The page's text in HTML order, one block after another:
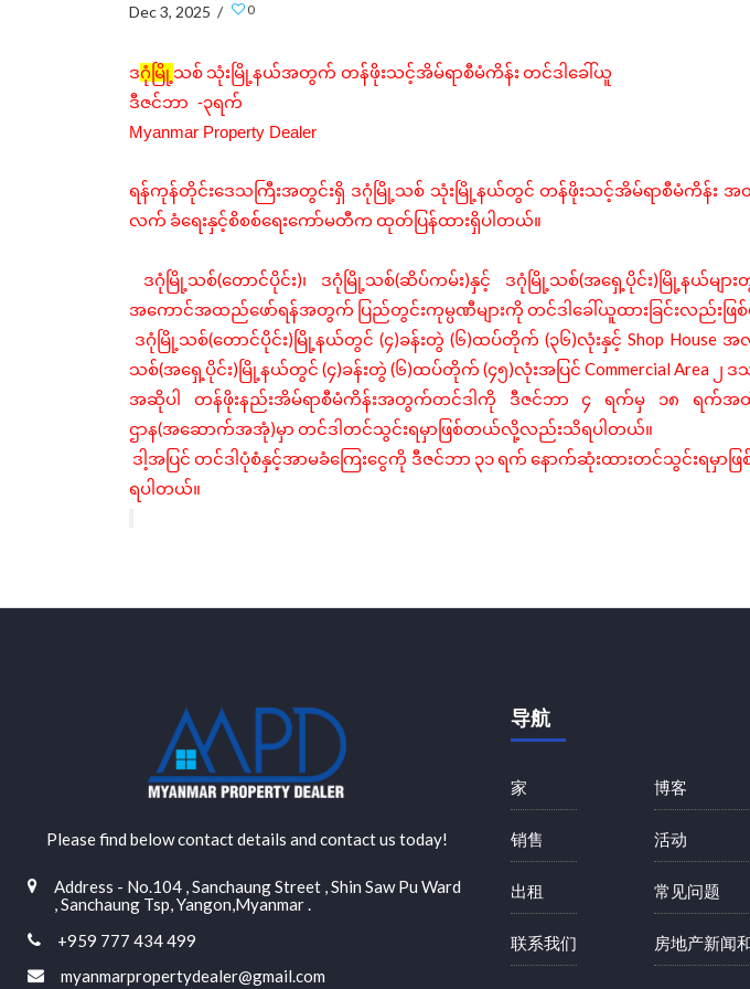
Dec 3, 2025 / 0
ဒဂုံမြို့ သစ် သုံးမြို့နယ်အတွက် တန်ဖိုးသင့်အိမ်ရာစီမံကိန်းတင်ဒါခေါ်ယူ
ဒီဇင်ဘာ -၃ရက်
Myanmar Property Dealer
ရန်ကုန်တိုင်းဒေသကြီးအတွင်းရှိ ဒဂုံမြို့သစ် သုံးမြို့နယ်တွင် တန်ဖိုးသင့်အိမ်ရာစီမံကိန်း အ
လက် ခံရေးနှင့်စိစစ်ရေးကော်မတီက ထုတ်ပြန်ထားရှိပါတယ်။
ဒဂုံမြို့သစ်(တောင်ပိုင်း)၊ ဒဂုံမြို့သစ်(ဆိပ်ကမ်း)နှင့် ဒဂုံမြို့သစ်(အရှေ့ပိုင်း) မြို့နယ်များ
အကောင်အထည်ဖော်ရန်အတွက် ပြည်တွင်းကုမ္ပဏီများကို တင်ဒါခေါ်ယူထားခြင်းလည်းဖြ
ဒဂုံမြို့သစ်(တောင်ပိုင်း) မြို့နယ်တွင် (၄)ခန်းတွဲ (၆)ထပ်တိုက် (၃၆)လုံးနှင့် Shop House အ
သစ်(အရှေ့ပိုင်း) မြို့နယ်တွင် (၄)ခန်းတွဲ (၆)ထပ်တိုက် (၄၅)လုံးအပြင် Commercial Area ၂ ဒ
အဆိုပါ
တန်ဖိုးနည်းအိမ်ရာစီမံကိန်းအတွက်တင်ဒါကို ဒီဇင်ဘာ ၄ ရက်မှ ၁၈ ရက်အထိရ
ဌာန(အဆောက်အအုံ)မှာ တင်ဒါတင်သွင်းရမှာဖြစ်တယ်လို့လည်းသိရပါတယ်။
ဒါ့အပြင် တင်ဒါပုံစံနှင့်အာမခံကြေးငွေကို ဒီဇင်ဘာ ၃၁ရက် နောက်ဆုံးထားတင်သွင်းရမှာဖြစ်
ရပါတယ်။
Please find below contact details and contact us today!
Address - No.104 , Sanchaung Street , Shin Saw Pu Ward
, Sanchaung Tsp, Yangon,Myanmar .
+959 777 434 499
myanmarpropertydealer@gmail.com
导航
家
销售
出租
联系我们
博客
活动
常见问题
房地产新闻